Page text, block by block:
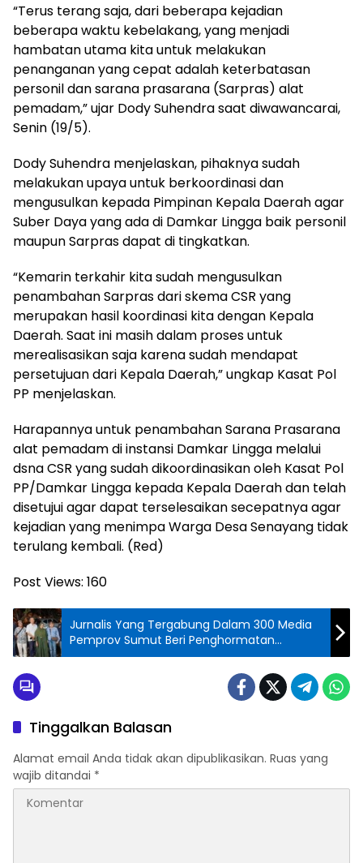
“Terus terang saja, dari beberapa kejadian
beberapa waktu kebelakang, yang menjadi
hambatan utama kita untuk melakukan
penanganan yang cepat adalah keterbatasan
personil dan sarana prasarana (Sarpras) alat
pemadam,” ujar Dody Suhendra saat diwawancarai,
Senin (19/5).
Dody Suhendra menjelaskan, pihaknya sudah
melakukan upaya untuk berkoordinasi dan
mengusulkan kepada Pimpinan Kepala Daerah agar
Suber Daya yang ada di Damkar Lingga baik personil
maupun Sarpras dapat di tingkatkan.
“Kemarin terkahir kita sudah mengusulkan
penambahan Sarpras dari skema CSR yang
merupakan hasil koordinasi kita dengan Kepala
Daerah. Saat ini masih dalam proses untuk
merealisasikan saja karena sudah mendapat
persetujuan dari Kepala Daerah,” ungkap Kasat Pol
PP menjelaskan.
Harapannya untuk penambahan Sarana Prasarana
alat pemadam di instansi Damkar Lingga melalui
dsna CSR yang sudah dikoordinasikan oleh Kasat Pol
PP/Damkar Lingga kepada Kepala Daerah dan telah
disetujui agar dapat terselesaikan secepatnya agar
kejadian yang menimpa Warga Desa Senayang tidak
terulang kembali. (Red)
Post Views: 160
Jurnalis Yang Tergabung Dalam 300 Media
Pemprov Sumut Beri Penghormatan
Terakhir Kepada Sang Istri & Anak Lelaki Alm.
Tinggalkan Balasan
Alamat email Anda tidak akan dipublikasikan. Ruas yang
wajib ditandai *